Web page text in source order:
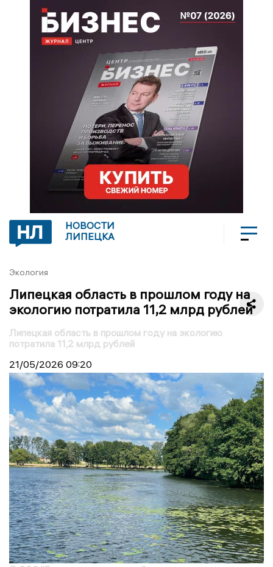
НОВОСТИ
ЛИПЕЦКА
Экология
Липецкая область в прошлом году на
экологию потратила 11,2 млрд рублей
Липецкая область в прошлом году на экологию
потратила 11,2 млрд рублей
21/05/2026 09:20